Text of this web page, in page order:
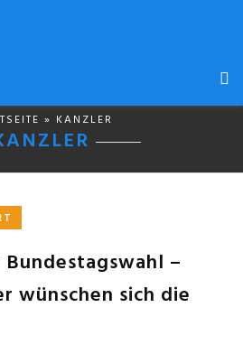
» KANZLER
–
wünschen sich die